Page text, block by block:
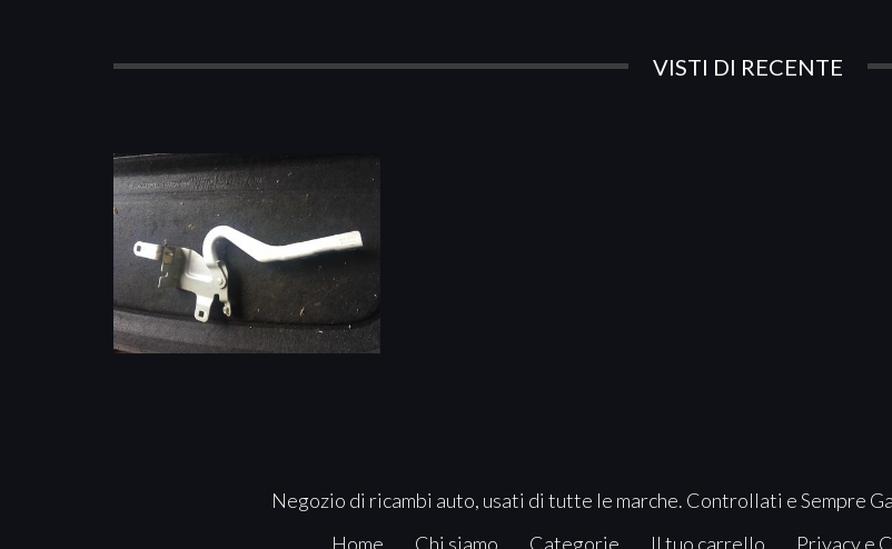
VISTI DI RECENTE
Negozio di ricambi auto, usati di tutte le marche. Controllati e Sempre
Home
Chi siamo Categorie Il tuo carrello Privacy e